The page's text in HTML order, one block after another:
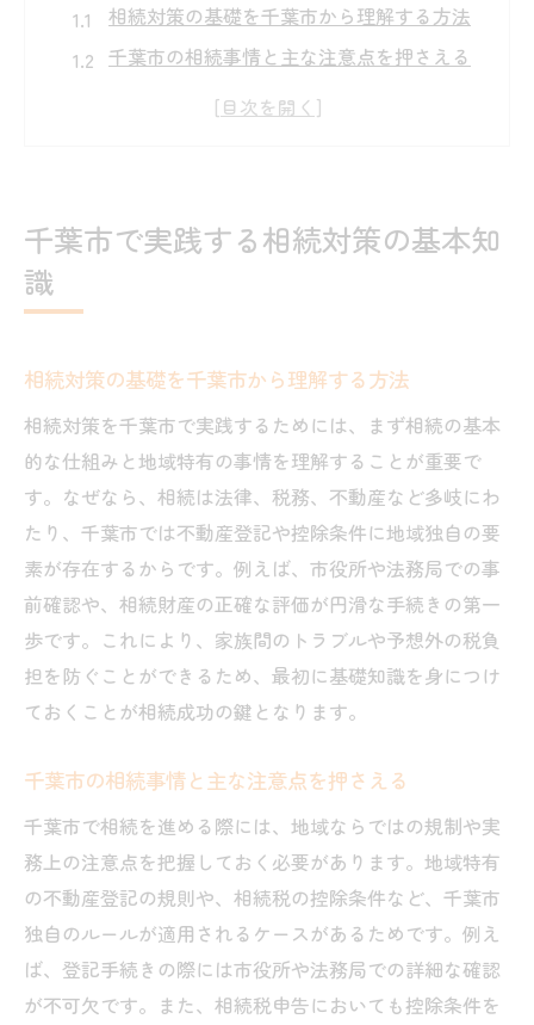
相続対策の基礎を千葉市から理解する方法
千葉市の相続事情と主な注意点を押さえる
相続手続きを円滑に進めるための基本ポイ
初めての相続でも安心な対策の始め方
資産評価と分割方法が相続税に与える影響
相続税の負担を抑えるための早めの相談が
重要
生前贈与や保険を活用した相続税対策の実
例
千葉市の相続税控除制度を上手に活かす方
法
相続税の節税には専門家の意見も参考に
家族構成に応じた相続対策の選び方とは
家族構成別に最適な相続対策を考える視点
相続人の関係性を踏まえた分割方法の工夫
家族で話し合うべき相続対策の具体例
千葉市で多い家族構成と相続対策の傾向
相続対策は資産管理と家族の絆強化にも有
効
相続における節税ポイントを千葉市で考える
千葉市で実践する相続対策の基本知
識
相続対策の基礎を千葉市から理解する方法
相続対策を千葉市で実践するためには、まず相続の基本
的な仕組みと地域特有の事情を理解することが重要で
す。なぜなら、相続は法律、税務、不動産など多岐にわ
たり、千葉市では不動産登記や控除条件に地域独自の要
素が存在するからです。例えば、市役所や法務局での事
前確認や、相続財産の正確な評価が円滑な手続きの第一
歩です。これにより、家族間のトラブルや予想外の税負
担を防ぐことができるため、最初に基礎知識を身につけ
ておくことが相続成功の鍵となります。
千葉市の相続事情と主な注意点を押さえる
千葉市で相続を進める際には、地域ならではの規制や実
務上の注意点を把握しておく必要があります。地域特有
の不動産登記の規則や、相続税の控除条件など、千葉市
独自のルールが適用されるケースがあるためです。例え
ば、登記手続きの際には市役所や法務局での詳細な確認
が不可欠です。また、相続税申告においても控除条件を